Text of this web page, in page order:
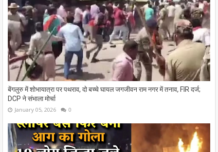
बेंगलुरु में शोभायात्रा पर पथराव, दो बच्चे घायल जगजीवन राम नगर में तनाव, FIR दर्ज;
DCP ने संभाला मोर्चा
January 05, 2026 0